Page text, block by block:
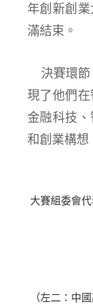
年創新創
滿結束。
決賽環
現了他們
金融科技
和創業構想
大賽組委會
（左二：中